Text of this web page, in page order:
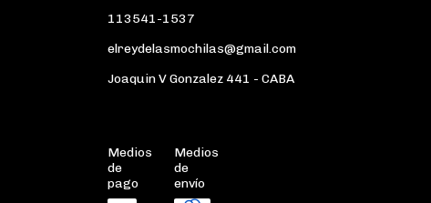
113541-1537
elreydelasmochilas@gmail.com
Joaquin V Gonzalez 441 - CABA
Medios
de
pago
Medios
de
envío